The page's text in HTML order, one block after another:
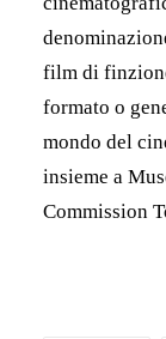
film di
formato o
mondo del
insieme a
Commission